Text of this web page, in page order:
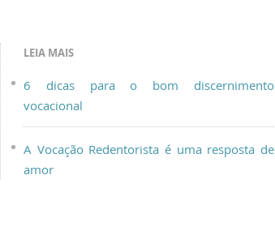
LEIA MAIS
6 dicas para o bom discernimento
vocacional
A Vocação Redentorista é uma resposta de
amor